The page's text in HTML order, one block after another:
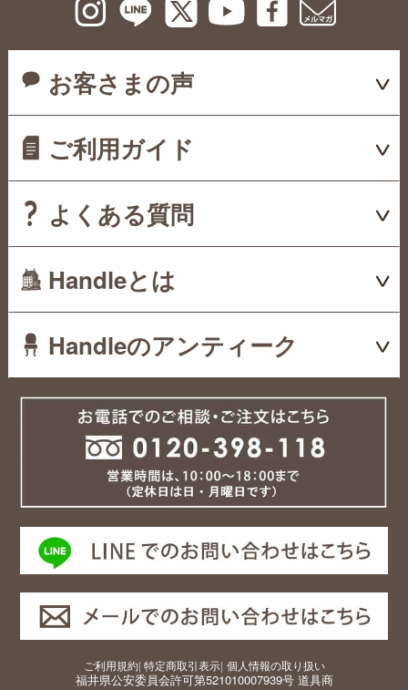
お客さまの声
ご利用ガイド
よくある質問
Handleとは
Handleのアンティーク
ご利用規約| 特定商取引表示| 個人情報の取り扱い
福井県公安委員会許可第521010007939号 道具商